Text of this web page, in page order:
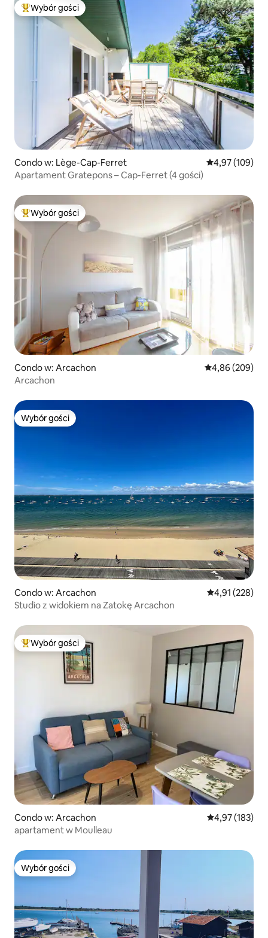
Najpopularniejsze z kategorii Wybór gości
Wybór gości
Condo w: Lège-Cap-Ferret Średnia
4,97 (109)
Apartament Gratepons – Cap-Ferret (4 gości)
Najpopularniejsze z kategorii Wybór gości
Wybór gości
Condo w: Arcachon Średnia
4,86 (209)
Arcachon
Wybór gości
Wybór gości
Condo w: Arcachon Średnia
4,91 (228)
Studio z widokiem na Zatokę Arcachon
Najpopularniejsze z kategorii Wybór gości
Wybór gości
Condo w: Arcachon Średnia
4,97 (183)
apartament w Moulleau
Wybór gości
Wybór gości